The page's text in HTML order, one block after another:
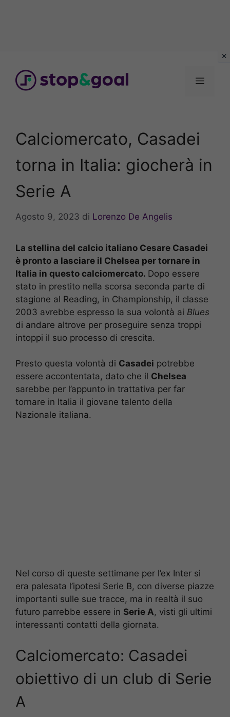
contenuto
Menu
Calciomercato, Casadei
torna in Italia: giocherà in
Serie A
Agosto 9, 2023 di Lorenzo De Angelis
La stellina del calcio italiano Cesare Casadei
è pronto a lasciare il Chelsea per tornare in
Italia in questo calciomercato. Dopo essere
stato in prestito nella scorsa seconda parte di
stagione al Reading, in Championship, il classe
2003 avrebbe espresso la sua volontà ai Blues
di andare altrove per proseguire senza troppi
intoppi il suo processo di crescita.
Presto questa volontà di Casadei potrebbe
essere accontentata, dato che il Chelsea
sarebbe per l’appunto in trattativa per far
tornare in Italia il giovane talento della
Nazionale italiana.
Nel corso di queste settimane per l’ex Inter si
era palesata l’ipotesi Serie B, con diverse piazze
importanti sulle sue tracce, ma in realtà il suo
futuro parrebbe essere in Serie A, visti gli ultimi
interessanti contatti della giornata.
Calciomercato: Casadei
obiettivo di un club di Serie
A